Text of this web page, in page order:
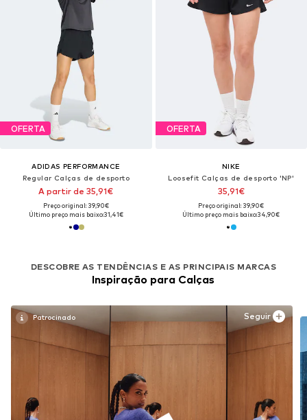
OFERTA
ADIDAS PERFORMANCE
Regular Calças de desporto
A partir de 35,91€
Preço original: 39,90€
Último preço mais baixo:31,41€
OFERTA
NIKE
Loosefit Calças de desporto 'NP'
35,91€
Preço original: 39,90€
Último preço mais baixo:34,90€
DESCOBRE AS TENDÊNCIAS E AS PRINCIPAIS MARCAS
Inspiração para Calças
Seguir